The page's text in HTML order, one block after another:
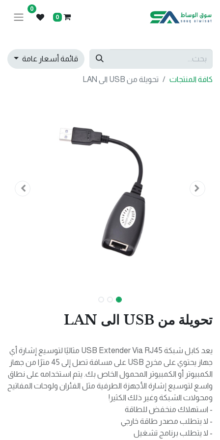
0
0
قائمة أسعار عامة
كافة المنتجات تحويلة من USB الى LAN
تحويلة من USB الى LAN
يعد كابل شبكة USB Extender Via RJ45 مثاليًا لتوسيع إشارة أي
جهاز يحتوي على مخرج USB على مسافة تصل إلى 45 مترًا من جهاز
الكمبيوتر أو الكمبيوتر المحمول الخاص بك. يتم استخدامه على نطاق
واسع لتوسيع إشارة الأجهزة الطرفية مثل الفئران ولوحات المفاتيح
ومحولات الشبكة وغير ذلك الكثير!
- استهلاك منخفض للطاقة
- لا يتطلب مصدر طاقة خارجي
- لا يتطلب برنامج تشغيل